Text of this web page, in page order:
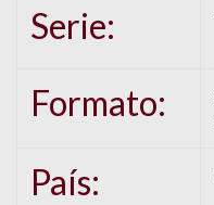
Serie:
Formato:
País: